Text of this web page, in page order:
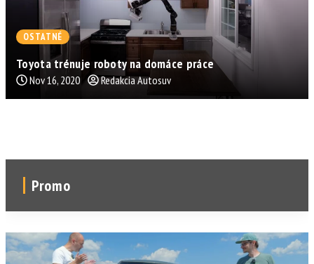
OSTATNÉ
Toyota trénuje roboty na domáce práce
Nov 16, 2020 Redakcia Autosuv
Promo